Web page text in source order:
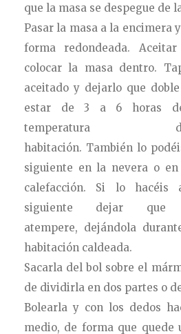
que la masa se despegue de
Pasar la masa a la encimera
forma redondeada.
colocar la masa dentro.
aceitado y dejarlo que
estar de 3 a 6 horas
habitación. También lo
siguiente en la nevera o
calefacción. Si lo hacéis
siguiente dejar
atempere, dejándola
habitación caldeada.
Sacarla del bol sobre el
de dividirla en dos partes o
Bolearla y con los dedos
medio, de forma que quede